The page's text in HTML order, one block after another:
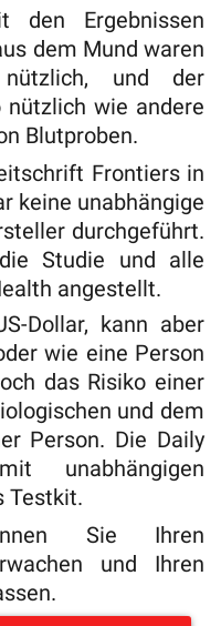
den Ergebnissen
dem Mund waren
und der
wie andere
Blutproben.
Frontiers in
keine unabhängige
durchgeführt.
Studie und alle
angestellt.
Dollar, kann aber
wie eine Person
das Risiko einer
und dem
Person. Die Daily
unabhängigen
Testkit.
Sie Ihren
und Ihren